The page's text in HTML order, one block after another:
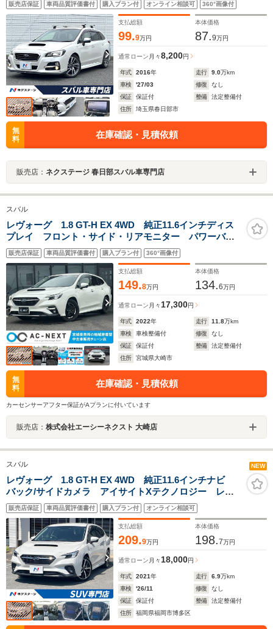
正18インチアルミホイール スマートキー 禁煙車 ワ
ンオーナー
販売店保証 車両品質評価書付 購入プラン付 オンライン相談可 360°画像付
支払総額
99.9万円
本体価格
87.9万円
通常ローン 月々8,200円
年式 2016年 走行 9.0万km
車検
'27/03 修復
なし
保証
保証付 整備
法定整備付
住所
埼玉県春日部市
無
料
在庫確認・見積依頼
販売店： ネクステージ 春日部スバル車専門店
スバル
レヴォーグ 1.8 GT-H EX 4WD 純正11.6インチディス
プレイ フロント・サイド・リアモニター パワーバッ
クドア ドラレコ アダプティブクルーズコントロー
ル パドルシフト MTモード パワーシート シートヒ
ーター フルセグTV Bluetooth
販売店保証 車両品質評価書付 購入プラン付 360°画像付
支払総額
149.8万円
本体価格
134.6万円
通常ローン 月々 17,300円
年式 2022年 走行 11.8万km
車検
車検整備付 修復
なし
保証
保証付 整備
法定整備付
住所
宮城県大崎市
無
料
在庫確認・見積依頼
カーセンサーアフター保証がAプランに付いています
販売店： 株式会社エーシーネクスト 大崎店
スバル NEW
レヴォーグ 1.8 GT-H EX 4WD 純正11.6インチナビ
バック/サイドカメラ アイサイトXテクノロジー レー
ダークルーズ 4WD 電動リアゲート 全席シートヒー
ター ドラレコ スマートキー LEDヘッドライト
ETC
販売店保証 車両品質評価書付 購入プラン付 オンライン相談可
支払総額
209.9万円
本体価格
198.7万円
通常ローン 月々 18,000円
年式 2021年 走行 6.9万km
車検
'26/11 修復
なし
保証
保証付 整備
法定整備付
住所
福岡県福岡市博多区